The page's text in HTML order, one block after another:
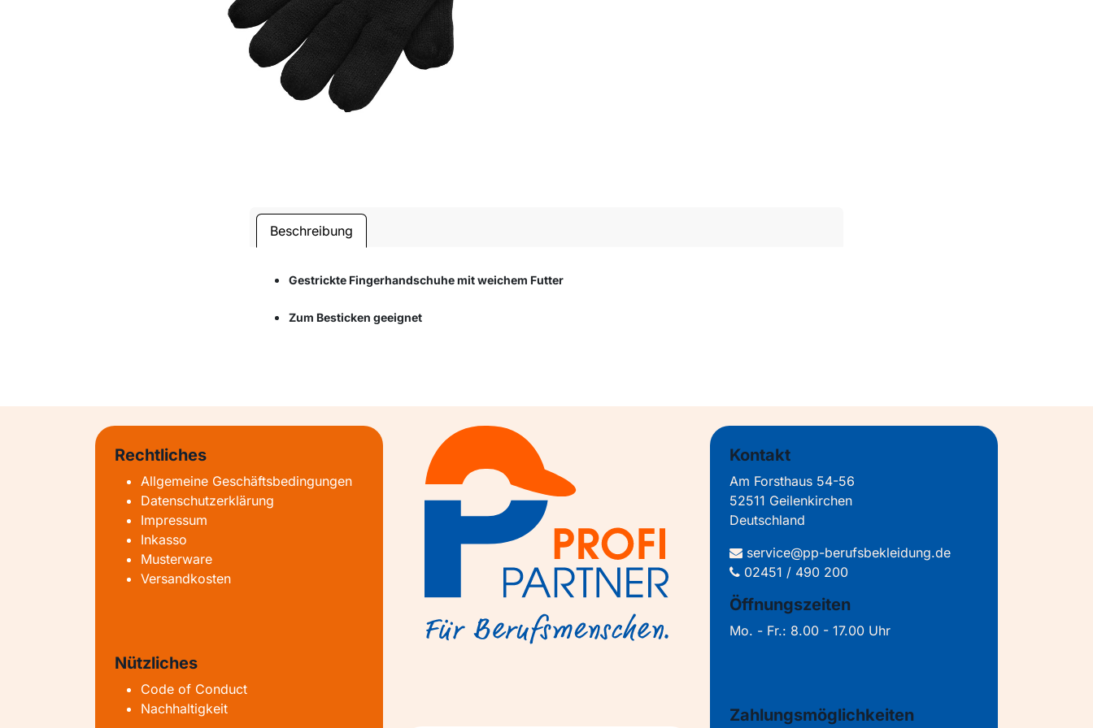
Beschreibung
Gestrickte Fingerhandschuhe mit weichem Futter
Zum Besticken geeignet
Rechtliches
Allgemeine Geschäftsbedingungen
Datenschutzerklärung
Impressum
Inkasso
Musterware
Versandkosten
Nützliches
Code of Conduct
Nachhaltigkeit
Kontakt
Am Forsthaus 54-56
52511 Geilenkirchen
Deutschland
service@pp-berufsbekleidung.de
02451 / 490 200
Öffnungszeiten
Mo. - Fr.: 8.00 - 17.00 Uhr
Zahlungsmöglichkeiten